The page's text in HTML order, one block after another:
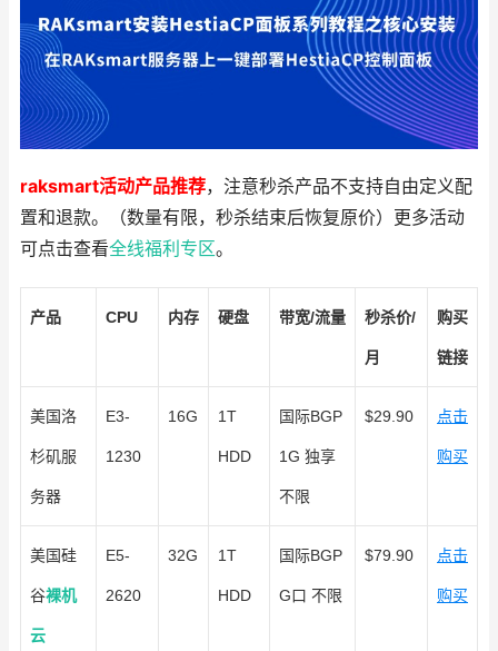
raksmart活动产品推荐，注意秒杀产品不支持自由定义配
置和退款。（数量有限，秒杀结束后恢复原价）更多活动
可点击查看全线福利专区。
产品 CPU 内存 硬盘 带宽/流量 秒杀价/
月
购买
链接
美国洛
杉矶服
务器
E3-
1230
16G 1T
HDD
国际BGP
1G 独享
不限
$29.90 点击
购买
美国硅
谷裸机
云
E5-
2620
32G 1T
HDD
国际BGP
G口 不限
$79.90 点击
购买